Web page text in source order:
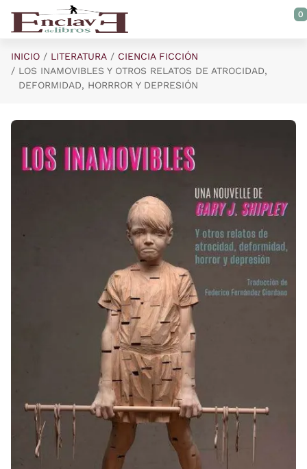
Saltar al contenido principal
0
INICIO LITERATURA
CIENCIA FICCIÓN
LOS INAMOVIBLES Y OTROS RELATOS DE ATROCIDAD,
DEFORMIDAD, HORRROR Y DEPRESIÓN